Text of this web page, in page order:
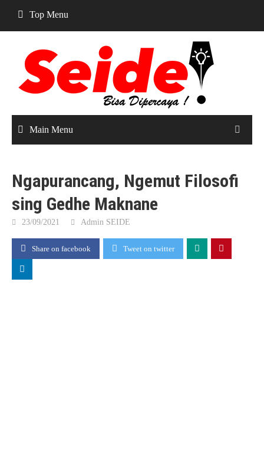
content
Top Menu
Main Menu
Ngapurancang, Ngemut Filosofi
sing Gedhe Maknane
23/09/2021 Admin SEIDE
Share on facebook Tweet on twitter